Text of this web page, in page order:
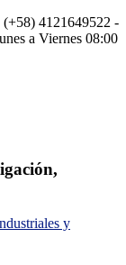
(+58) 4121649522 -
a Viernes 08:00